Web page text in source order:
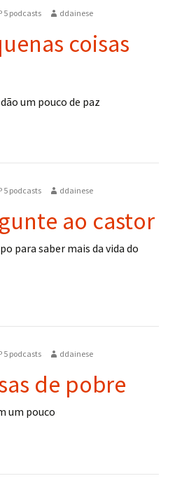
5 podcasts ddainese
coisas
um pouco de paz
5 podcasts ddainese
ao castor
para saber mais da vida do
5 podcasts ddainese
de pobre
um pouco